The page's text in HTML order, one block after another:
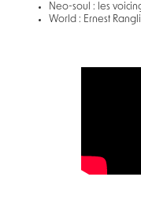
Neo-soul : les
World : Ernest